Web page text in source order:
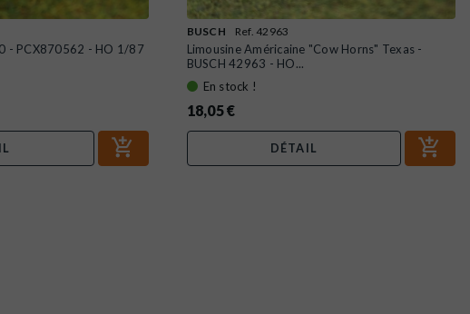
- PCX870562 - HO 1/87
BUSCH Ref. 42963
Limousine Américaine "Cow Horns" Texas -
BUSCH 42963 - HO...
En stock !
18,05 €
DÉTAIL